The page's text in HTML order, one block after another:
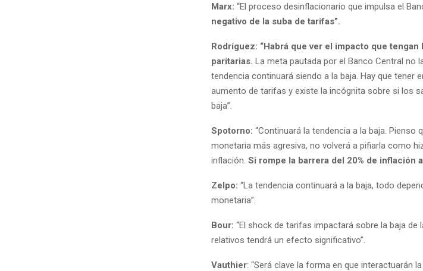
Marx: “El proceso desinflacionario que impulsa el
negativo de la suba de tarifas”.
Rodríguez: “Habrá que ver el impacto que
paritarias. La meta pautada por el Banco Central no
tendencia continuará siendo a la baja. Hay que tener
aumento de tarifas y existe la incógnita sobre si los
baja”.
Spotorno: “Continuará la tendencia a la baja. Pienso
monetaria más agresiva, no volverá a pifiarla como
inflación. Si rompe la barrera del 20% de inflación
Zelpo: “La tendencia continuará a la baja, todo
monetaria”.
Bour: “El shock de tarifas impactará sobre la baja
relativos tendrá un efecto significativo”.
Vauthier: “Será clave la forma en que interactuarán